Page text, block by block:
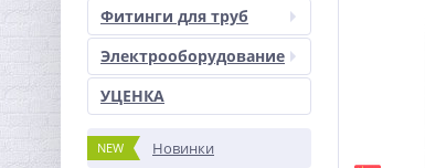
Фитинги для труб
Электрооборудование
УЦЕНКА
NEW Новинки